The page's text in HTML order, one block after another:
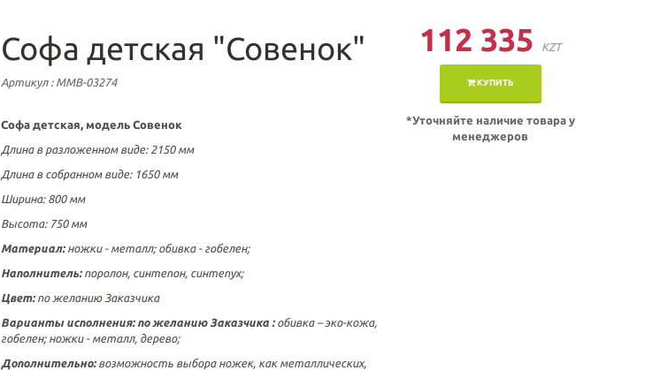
112 335 KZT
КУПИТЬ
*Уточняйте наличие товара у
менеджеров
Софа детская "Совенок"
Артикул: ММВ-03274
Софа детская, модель Совенок
Длина в разложенном виде: 2150 мм
Длина в собранном виде: 1650 мм
Ширина: 800 мм
Высота: 750 мм
Материал:ножки - металл; обивка - гобелен;
Наполнитель:поролон, синтепон, синтепух;
Цвет: по желанию Заказчика
Варианты исполнения: по желанию Заказчика : обивка – эко-кожа,
гобелен; ножки - металл, дерево;
Дополнительно:возможность выбора ножек, как металлических,